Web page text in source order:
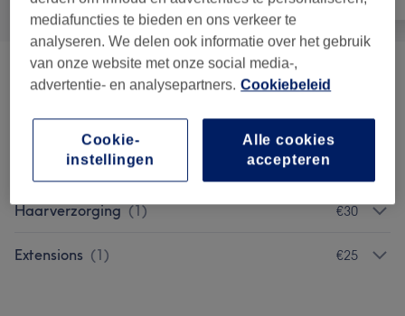
Vrouwen - Knippen & Styling (6) vanaf €31
Vrouwen - Kleuren (1) €60
Mannen - Knippen & Styling vanaf €21
Haarverzorging (1) €30
Extensions (1) €25
mediafuncties te bieden en ons verkeer te
analyseren. We delen ook informatie over het gebruik
van onze website met onze social media-,
advertentie- en analysepartners. Cookiebeleid
Alle cookies
accepteren
Cookie-
instellingen